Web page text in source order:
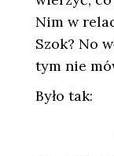
Nim w
Szok? No
tym nie
Było tak: